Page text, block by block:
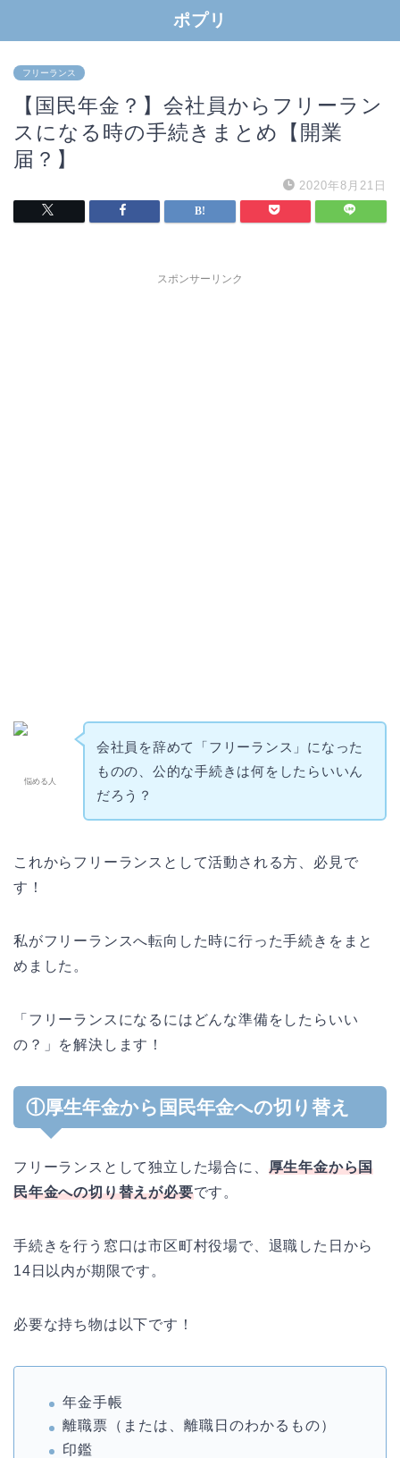
ポプリ
フリーランス
【国民年金？】会社員からフリーラン
スになる時の手続きまとめ【開業
届？】
2020年8月21日
スポンサーリンク
悩める人
会社員を辞めて「フリーランス」になった
ものの、公的な手続きは何をしたらいいん
だろう？
これからフリーランスとして活動される方、必見で
す！
私がフリーランスへ転向した時に行った手続きをまと
めました。
「フリーランスになるにはどんな準備をしたらいい
の？」を解決します！
①厚生年金から国民年金への切り替え
フリーランスとして独立した場合に、 厚生年金から国
民年金への切り替えが必要です。
手続きを行う窓口は市区町村役場で、退職した日から
14日以内が期限です。
必要な持ち物は以下です！
年金手帳
離職票（または、離職日のわかるもの）
印鑑